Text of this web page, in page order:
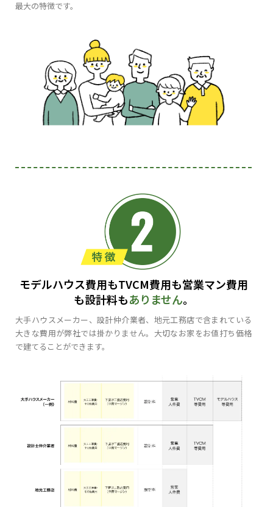
最大の特徴です。
モデルハウス費用もTVCM費用も営業マン費用
も設計料もありません。
大手ハウスメーカー、設計仲介業者、地元工務店で含まれている
大きな費用が弊社では掛かりません。大切なお家をお値打ち価格
で建てることができます。